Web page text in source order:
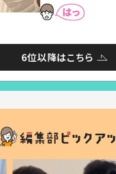
6位以降はこちら